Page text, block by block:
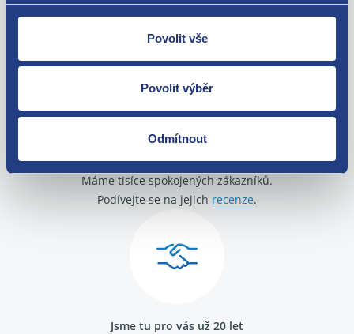
Povolit vše
Povolit výběr
Odmítnout
Zboží můžete vrátit do 60 dnů od
zakoupení. Nebo vám pošleme náhradu.
O své zákazníky se staráme
Máme tisíce spokojených zákazníků.
Podívejte se na jejich recenze.
Jsme tu pro vás už 20 let